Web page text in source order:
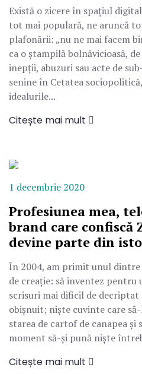
Există o zicere în spațiul
tot mai populară, ne aruncă
plafonării: „nu ne mai facem
ca o ştampilă bolnăvicioasă,
inepții, abuzuri sau acte de
senine în Cetatea
idealurile...
Citește mai mult
1 decembrie 2020
Profesiunea mea,
brand care confiscă
devine parte din
În 2004, am primit unul
de creație: să inventez
scrisuri mai dificil de
obișnuit; niște cuvinte care
starea de cartof de canapea
moment să-și pună niște
Citește mai mult